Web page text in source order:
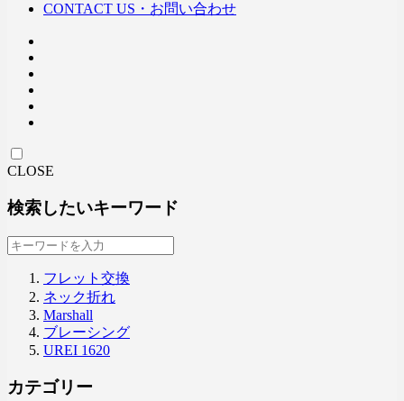
CONTACT US・お問い合わせ
CLOSE
検索したいキーワード
フレット交換
ネック折れ
Marshall
ブレーシング
UREI 1620
カテゴリー